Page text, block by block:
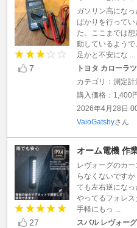
7
ガソリン高にな
ばかりを行って
た。ここまでは
動しているよう
足かと不安にな ...
トヨタ カローラ
カテゴリ：測定
購入価格：1,400
2026年4月28日
VaioGatsbyさん
27
オーム電機 作
レヴォーグのカ
らなくないです
ても左右逆にな
やってるフォレス
手軽にもっ ...
スバル レヴォーグ